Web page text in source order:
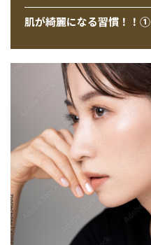
肌が綺麗になる習慣！！①